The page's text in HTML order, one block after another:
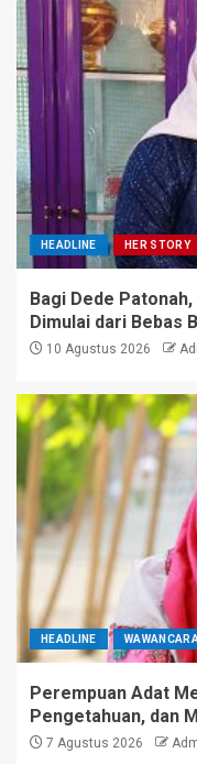
HEADLINE HER STORY
Bagi Dede
Dimulai dari Bebas
10 Agustus 2026
HEADLINE
Perempuan Adat
Pengetahuan, dan
7 Agustus 2026